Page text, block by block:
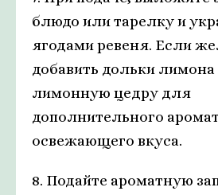
блюдо или тарелку и
ягодами ревеня. Если
добавить дольки
лимонную цедру для
дополнительного
освежающего вкуса.
8. Подайте ароматную